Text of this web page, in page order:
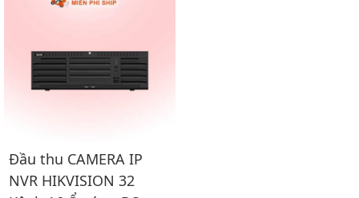
Đầu thu CAMERA IP
NVR HIKVISION 32